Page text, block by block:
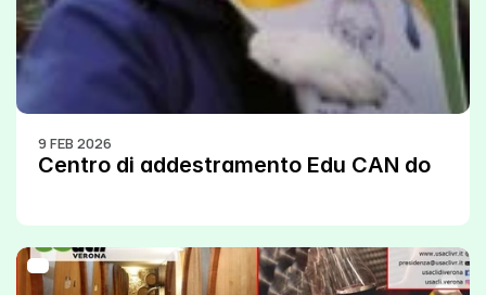
9 FEB 2026
Centro di addestramento Edu CAN do